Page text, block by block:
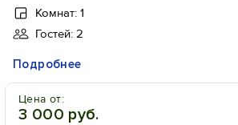
Комнат: 1
Гостей: 2
Подробнее
Цена от:
3 000 руб.